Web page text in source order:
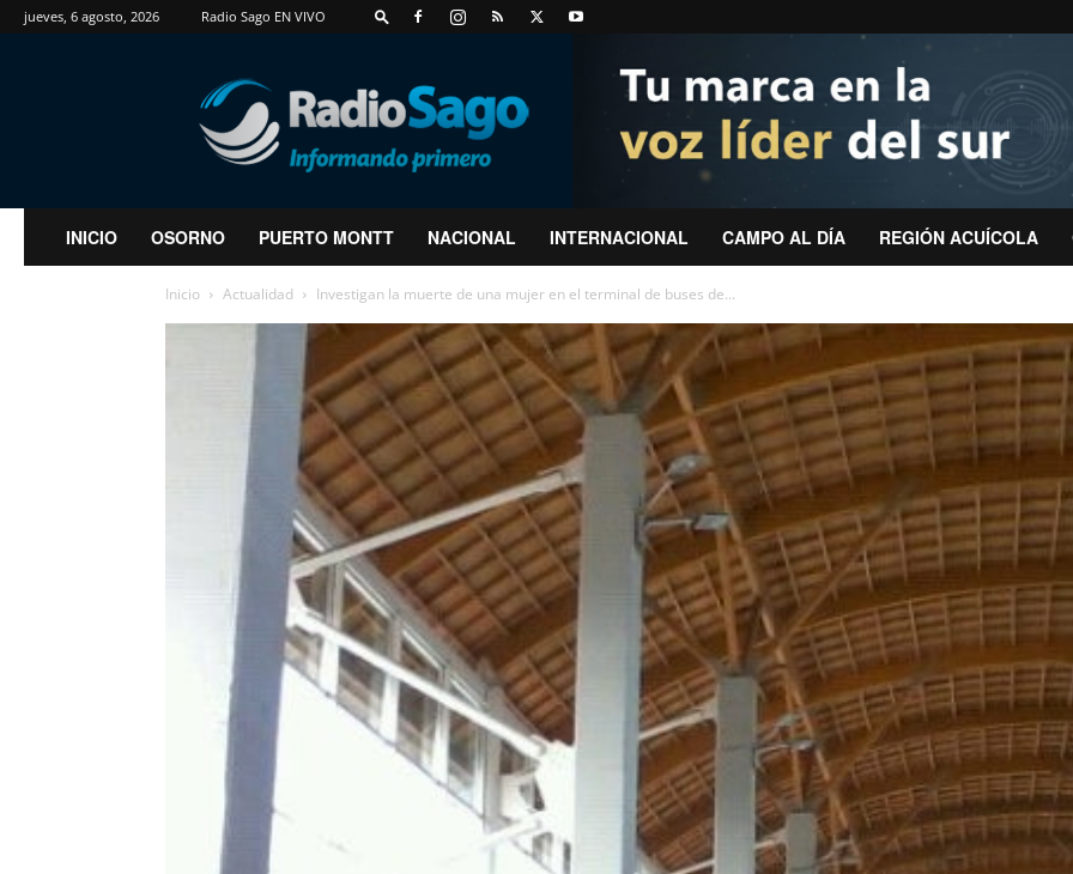
jueves, 6 agosto, 2026 Radio Sago EN VIVO
RadioSago
INICIO OSORNO PUERTO MONTT NACIONAL INTERNACIONAL CAMPO AL DÍA REGIÓN ACUÍCOLA
Inicio Actualidad Investigan la muerte de una mujer en el terminal de buses de...